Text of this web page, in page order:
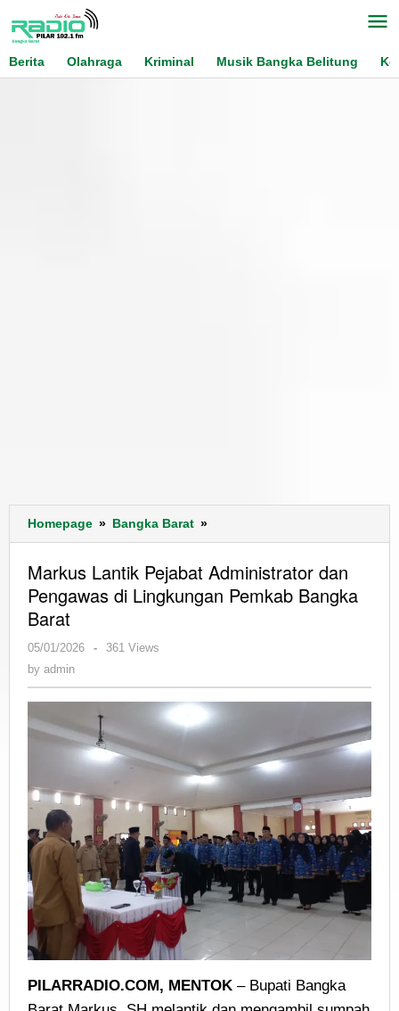
content
Berita
Olahraga Kriminal Musik Bangka Belitung
Homepage » Bangka Barat »
Lantik
Administrator
dan
Bangka
Barat
Markus Lantik Pejabat Administrator dan
Pengawas di Lingkungan Pemkab Bangka
Barat
05/01/2026
by
-
361 Views
by admin
PILARRADIO.COM, MENTOK – Bupati Bangka